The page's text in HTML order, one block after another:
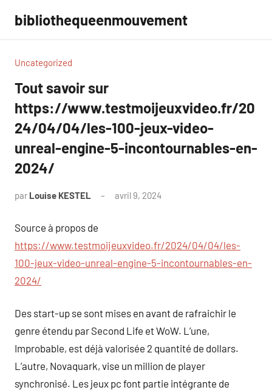
contenu
bibliothequeenmouvement
Uncategorized
Tout savoir sur
https://www.testmoijeuxvideo.fr/20
24/04/04/les-100-jeux-video-
unreal-engine-5-incontournables-en-
2024/
par Louise KESTEL avril 9, 2024
Source à propos de
https://www.testmoijeuxvideo.fr/2024/04/04/les-
100-jeux-video-unreal-engine-5-incontournables-en-
2024/
Des start-up se sont mises en avant de rafraichir le
genre étendu par Second Life et WoW. L’une,
Improbable, est déjà valorisée 2 quantité de dollars.
L’autre, Novaquark, vise un million de player
synchronisé. Les jeux pc font partie intégrante de